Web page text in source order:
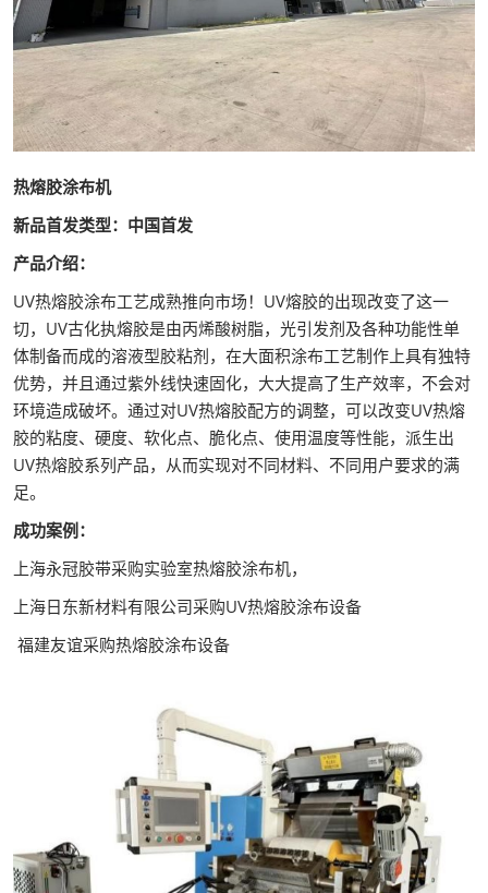
热熔胶涂布机
新品首发类型：中国首发
产品介绍：
UV热熔胶涂布工艺成熟推向市场！UV熔胶的出现改变了这一
切，UV古化执熔胶是由丙烯酸树脂，光引发剂及各种功能性单
体制备而成的溶液型胶粘剂，在大面积涂布工艺制作上具有独特
优势，并且通过紫外线快速固化，大大提高了生产效率，不会对
环境造成破坏。通过对UV热熔胶配方的调整，可以改变UV热熔
胶的粘度、硬度、软化点、脆化点、使用温度等性能，派生出
UV热熔胶系列产品，从而实现对不同材料、不同用户要求的满
足。
成功案例：
上海永冠胶带采购实验室热熔胶涂布机，
上海日东新材料有限公司采购UV热熔胶涂布设备
福建友谊采购热熔胶涂布设备